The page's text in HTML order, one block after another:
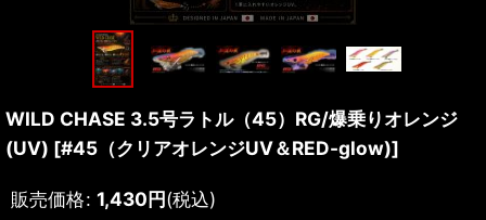
WILD CHASE 3.5号ラトル（45）RG/爆乗りオレンジ
(UV) [#45（クリアオレンジUV＆RED-glow)]
販売価格: 1,430円(税込)